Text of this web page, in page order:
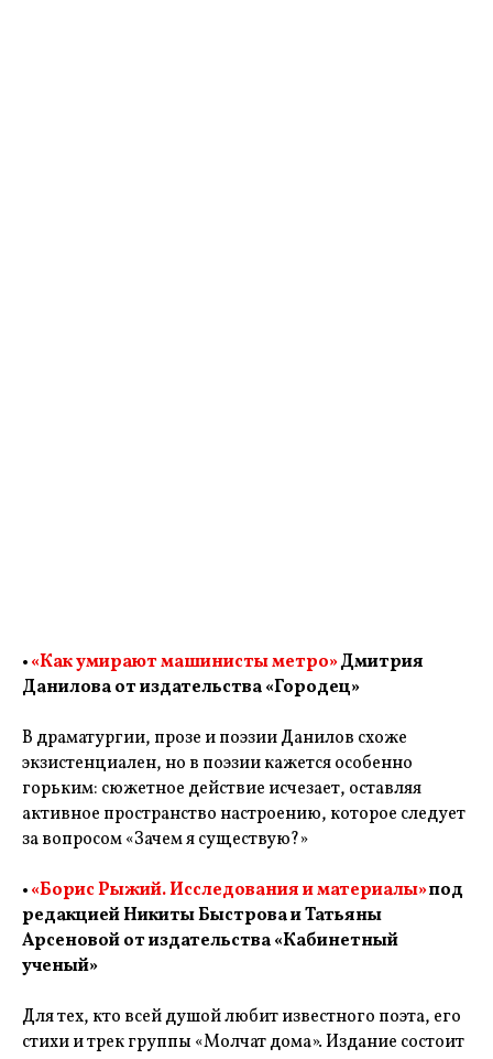
•«Как умирают машинисты метро»Дмитрия
Данилова от издательства «Городец»
В драматургии, прозе и поэзии Данилов схоже
экзистенциален, но в поэзии кажется особенно
горьким: сюжетное действие исчезает, оставляя
активное пространство настроению, которое следует
за вопросом «Зачем я существую?»
•«Борис Рыжий. Исследования и материалы»под
редакцией Никиты Быстрова и Татьяны
Арсеновой от издательства «Кабинетный
ученый»
Для тех, кто всей душой любит известного поэта, его
стихи и трек группы «Молчат дома». Издание состоит